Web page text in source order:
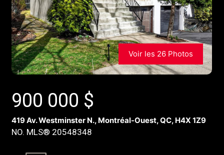
Voir les 26 Photos
900 000 $
419 Av. Westminster N., Montréal-Ouest, QC, H4X 1Z9
NO. MLS® 20548348